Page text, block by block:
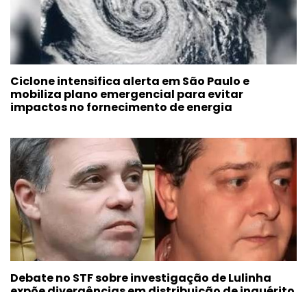
Ciclone intensifica alerta em São Paulo e
mobiliza plano emergencial para evitar
impactos no fornecimento de energia
Debate no STF sobre investigação de Lulinha